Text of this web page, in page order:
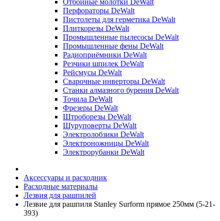
Отбойные молотки DeWalt
Перфораторы DeWalt
Пистолеты для герметика DeWalt
Плиткорезы DeWalt
Промышленные пылесосы DeWalt
Промышленные фены DeWalt
Радиоприёмники DeWalt
Резчики шпилек DeWalt
Рейсмусы DeWalt
Сварочные инверторы DeWalt
Станки алмазного бурения DeWalt
Точила DeWalt
Фрезеры DeWalt
Штроборезы DeWalt
Шуруповерты DeWalt
Электролобзики DeWalt
Электроножницы DeWalt
Электрорубанки DeWalt
Аксессуары и расходник
Расходные материалы
Лезвия для рашпилей
Лезвие для рашпиля Stanley Surform прямое 250мм (5-21-
393)